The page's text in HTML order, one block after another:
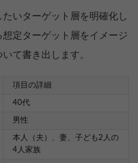
いターゲット層を明確化し
定ターゲット層をイメージ
て書き出します。
項目の詳細
40代
男性
本人（夫）、妻、子ども2人の
4人家族